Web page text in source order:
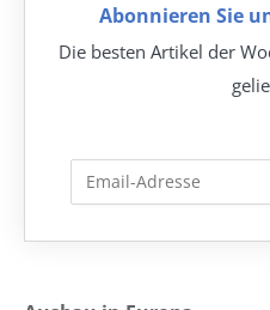
Abonnieren Sie
Die besten Artikel der